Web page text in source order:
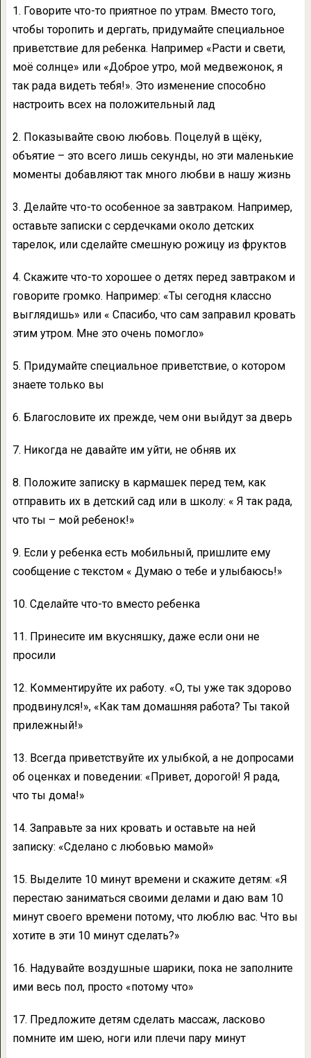
1. Говорите что-то приятное по утрам. Вместо того,
чтобы торопить и дергать, придумайте специальное
приветствие для ребенка. Например «Расти и свети,
моё солнце» или «Доброе утро, мой медвежонок, я
так рада видеть тебя!». Это изменение способно
настроить всех на положительный лад
2. Показывайте свою любовь. Поцелуй в щёку,
объятие – это всего лишь секунды, но эти маленькие
моменты добавляют так много любви в нашу жизнь
3. Делайте что-то особенное за завтраком. Например,
оставьте записки с сердечками около детских
тарелок, или сделайте смешную рожицу из фруктов
4. Скажите что-то хорошее о детях перед завтраком и
говорите громко. Например: «Ты сегодня классно
выглядишь» или « Спасибо, что сам заправил кровать
этим утром. Мне это очень помогло»
5. Придумайте специальное приветствие, о котором
знаете только вы
6. Благословите их прежде, чем они выйдут за дверь
7. Никогда не давайте им уйти, не обняв их
8. Положите записку в кармашек перед тем, как
отправить их в детский сад или в школу: « Я так рада,
что ты – мой ребенок!»
9. Если у ребенка есть мобильный, пришлите ему
сообщение с текстом « Думаю о тебе и улыбаюсь!»
10. Сделайте что-то вместо ребенка
11. Принесите им вкусняшку, даже если они не
просили
12. Комментируйте их работу. «О, ты уже так здорово
продвинулся!», «Как там домашняя работа? Ты такой
прилежный!»
13. Всегда приветствуйте их улыбкой, а не допросами
об оценках и поведении: «Привет, дорогой! Я рада,
что ты дома!»
14. Заправьте за них кровать и оставьте на ней
записку: «Сделано с любовью мамой»
15. Выделите 10 минут времени и скажите детям: «Я
перестаю заниматься своими делами и даю вам 10
минут своего времени потому, что люблю вас. Что вы
хотите в эти 10 минут сделать?»
16. Надувайте воздушные шарики, пока не заполните
ими весь пол, просто «потому что»
17. Предложите детям сделать массаж, ласково
помните им шею, ноги или плечи пару минут